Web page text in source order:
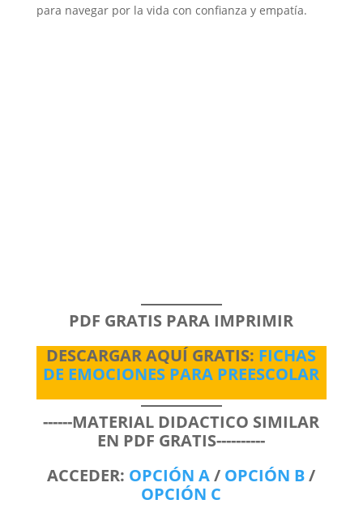
para navegar por la vida con confianza y empatía.
PDF GRATIS PARA IMPRIMIR
DESCARGAR AQUÍ GRATIS: FICHAS
DE EMOCIONES PARA PREESCOLAR
------MATERIAL DIDACTICO SIMILAR
EN PDF GRATIS----------
ACCEDER: OPCIÓN A/ OPCIÓN B/
OPCIÓN C